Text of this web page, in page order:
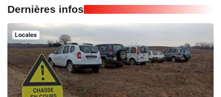
Dernières infos
Locales